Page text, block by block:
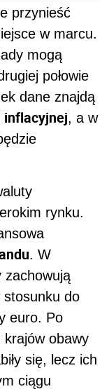
przynieść
w marcu.
mogą
połowie
dane znajdą
inflacyjnej, a w
rynku.
. W
zachowują
stosunku do
euro. Po
krajów obawy
się, lecz ich
ciągu